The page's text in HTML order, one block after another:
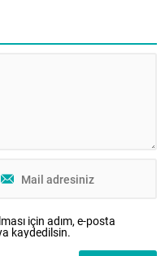
için adım, e-posta
kaydedilsin.